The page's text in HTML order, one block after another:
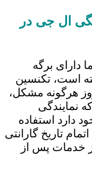
ال جی در
دارای برگه
است، تکنسین
هرگونه مشکل،
نمایندگی
دارد استفاده
تاریخ گارانتی
خدمات پس از